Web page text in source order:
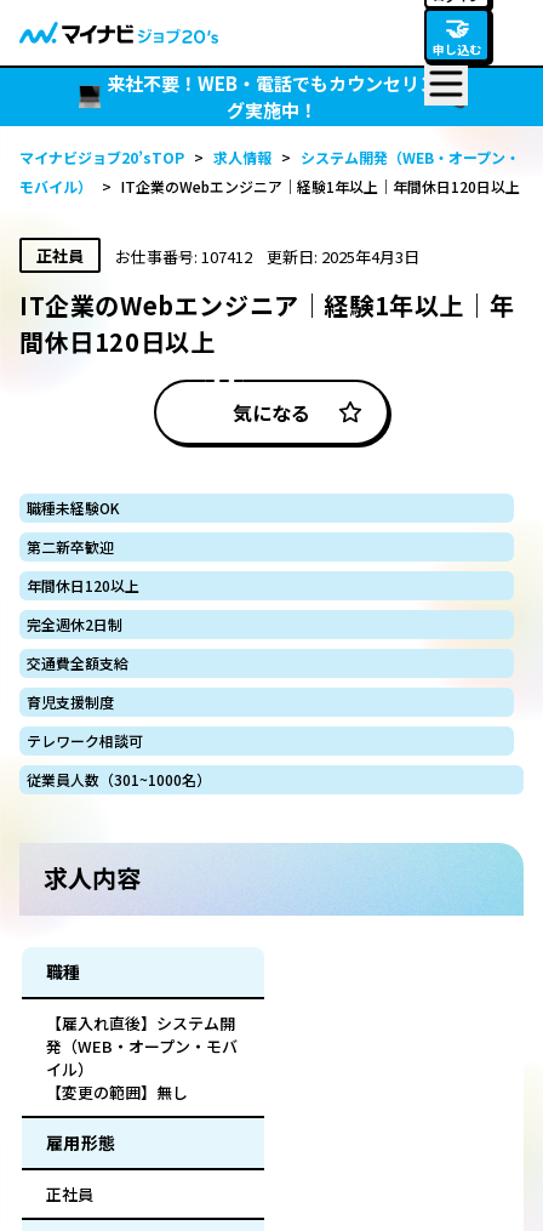
🤝
申し込む
来社不要！WEB・電話でもカウンセリン
グ実施中！
マイナビジョブ20’sTOP > 求人情報 > システム開発（WEB・オープン・
モバイル）
> IT企業のWebエンジニア｜経験1年以上｜年間休日120日以上
正社員 お仕事番号: 107412 更新日: 2025年4月3日
IT企業のWebエンジニア｜経験1年以上｜年
間休日120日以上
気になる
職種未経験OK
第二新卒歓迎
年間休日120以上
完全週休2日制
交通費全額支給
育児支援制度
テレワーク相談可
従業員人数（301~1000名）
求人内容
職種
【雇入れ直後】システム開
発（WEB・オープン・モバ
イル）
【変更の範囲】無し
雇用形態
正社員